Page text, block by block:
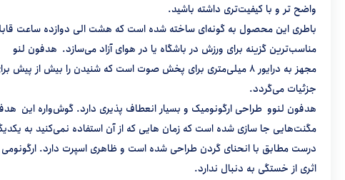
واضح ‌تر و با کیفیت‌تری داشته باشید.
مناسب‌ترین گزینه برای ورزش در باشگاه یا در هوای آزاد می‌سازد. هدفون لنو
جزئیات می‌گردد.
هدفون لنوو طراحی ارگونومیک و بسیار انعطاف پذیری دارد. گوش‌واره این
درست مطابق با انحنای گردن طراحی شده است و ظاهری اسپرت دارد.
اثری از خستگی به دنبال ندارد.